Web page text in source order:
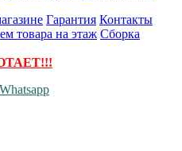
Гарантия Контакты
товара на этаж Сборка
Whatsapp